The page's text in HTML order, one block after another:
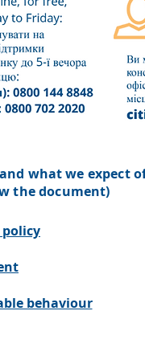
what we expect
the document)
behaviour